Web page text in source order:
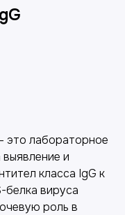
это лабораторное
и
класса IgG к
белка вируса
роль в